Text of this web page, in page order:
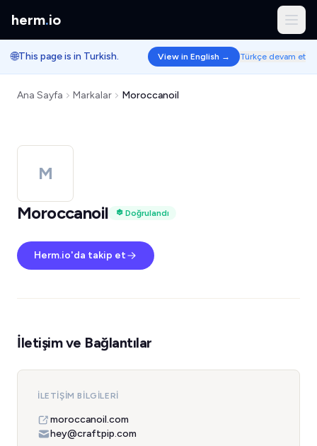
herm.io
🌐This page is in Turkish. View in English → Türkçe devam et
Ana Sayfa Markalar Moroccanoil
M
Moroccanoil
Doğrulandı
Herm.io'da takip et
İletişim ve Bağlantılar
İLETIŞIM BILGILERI
moroccanoil.com
hey@craftpip.com